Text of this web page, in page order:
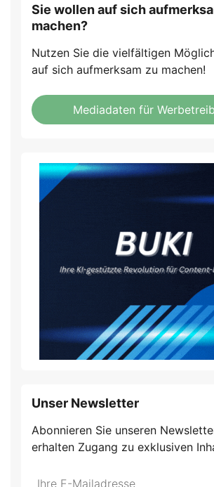
Sie wollen auf sich
machen?
Nutzen Sie die vielfältigen
auf sich aufmerksam zu machen!
Mediadaten für
Unser Newsletter
Abonnieren Sie unseren
erhalten Zugang zu exklusiven
Do
*Ihre